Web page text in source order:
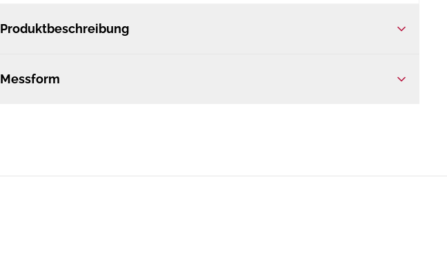
Produktbeschreibung
Messform